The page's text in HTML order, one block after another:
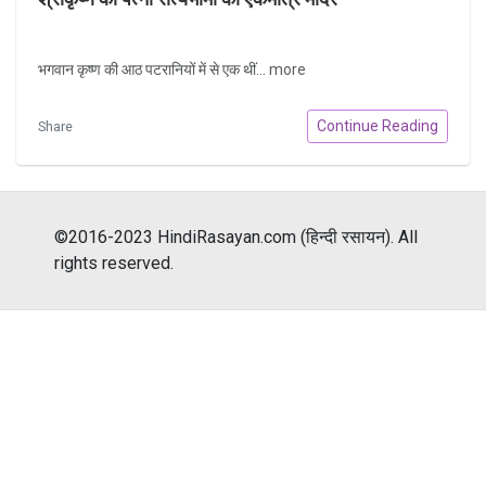
भगवान कृष्ण की आठ पटरानियों में से एक थीं... more
Share Continue Reading
©2016-2023 HindiRasayan.com (हिन्दी रसायन). All
rights reserved.